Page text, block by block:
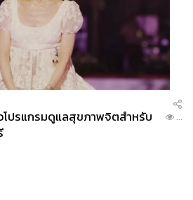
ปรแกรมดูแลสุขภาพจิตสำหรับ
...